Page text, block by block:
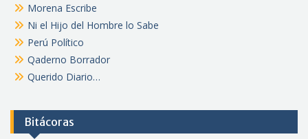
Morena Escribe
Ni el Hijo del Hombre lo Sabe
Perú Político
Qaderno Borrador
Querido Diario…
Bitácoras